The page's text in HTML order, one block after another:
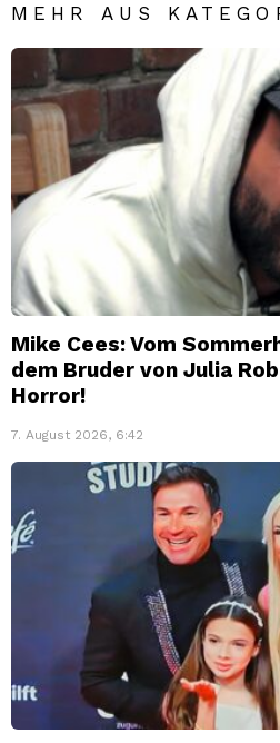
MEHR AUS
Mike Cees: Vom
dem Bruder von Julia
Horror!
7. August 2026, 6:42